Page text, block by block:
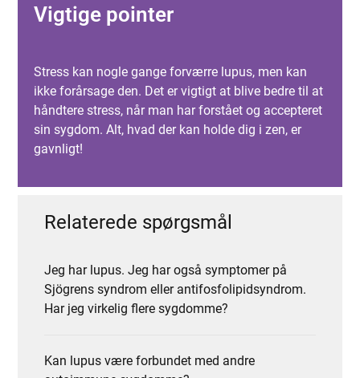
Vigtige pointer
Stress kan nogle gange forværre lupus, men kan
ikke forårsage den. Det er vigtigt at blive bedre til at
håndtere stress, når man har forstået og accepteret
sin sygdom. Alt, hvad der kan holde dig i zen, er
gavnligt!
Relaterede spørgsmål
Jeg har lupus. Jeg har også symptomer på
Sjögrens syndrom eller antifosfolipidsyndrom.
Har jeg virkelig flere sygdomme?
Kan lupus være forbundet med andre